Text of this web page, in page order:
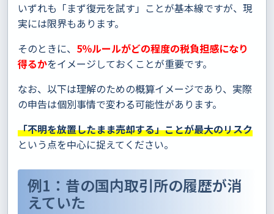
いずれも「まず復元を試す」ことが基本線ですが、現
実には限界もあります。
そのときに、 5％ルールがどの程度の税負担感になり
得るかをイメージしておくことが重要です。
なお、以下は理解のための概算イメージであり、実際
の申告は個別事情で変わる可能性があります。
「不明を放置したまま売却する」ことが最大のリスク
という点を中心に捉えてください。
例1：昔の国内取引所の履歴が消
えていた